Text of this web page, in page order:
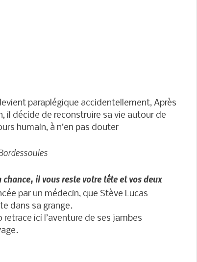
paraplégique accidentellement, Après
il décide de reconstruire sa vie autour de
humain, à n’en pas douter
il vous reste votre tête et vos deux
par un médecin, que Stève Lucas
dans sa grange.
ici l’aventure de ses jambes